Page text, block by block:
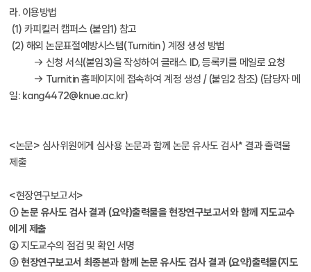
라. 이용방법
(1) 카피킬러 캠퍼스 (붙임1) 참고
(2) 해외 논문표절예방시스템(Turnitin ) 계정 생성 방법
→ 신청 서식(붙임3)을 작성하여 클래스 ID, 등록키를 메일로 요청
→ Turnitin 홈페이지에 접속하여 계정 생성 / (붙임2 참조) (담당자 메
일: kang4472@knue.ac.kr)
<논문> 심사위원에게 심사용 논문과 함께 논문 유사도 검사* 결과 출력물
제출
<현장연구보고서>
①논문 유사도 검사 결과 (요약)출력물을 현장연구보고서와 함께 지도교수
에게 제출
② 지도교수의 점검 및 확인 서명
③현장연구보고서 최종본과 함께 논문 유사도 검사 결과 (요약)출력물(지도